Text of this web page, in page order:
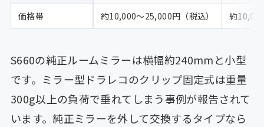
価格帯 約10,000〜25,000円（税込） 約
S660の純正ルームミラーは横幅約240mmと小型
です。ミラー型ドラレコのクリップ固定式は重量
300g以上の負荷で垂れてしまう事例が報告されて
います。純正ミラーを外して交換するタイプなら